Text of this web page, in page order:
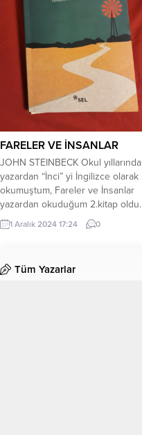
FARELER VE İNSANLAR
JOHN STEINBECK Okul yıllarında
yazardan “İnci” yi İngilizce olarak
okumuştum, Fareler ve İnsanlar
yazardan okuduğum 2.kitap oldu.
Mevsimlik tarım işçisi olan ufak
tefek, iyi yürekli George ile iri yarı,
dayanışmaları, hayalleri ve
1 Aralık 2024 17:24 0
Tüm Yazarlar